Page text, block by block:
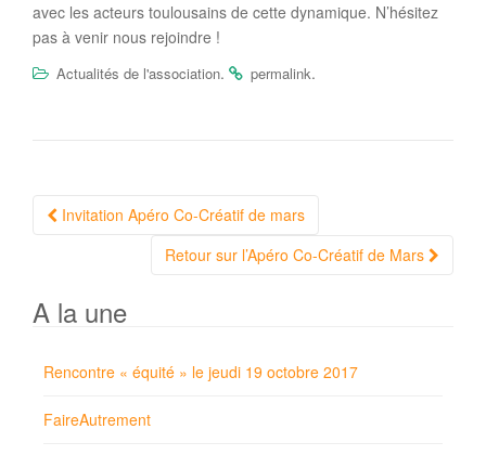
avec les acteurs toulousains de cette dynamique. N’hésitez
pas à venir nous rejoindre !
Actualités de l'association. permalink.
Navigation
Invitation Apéro Co-Créatif de mars
Retour sur l’Apéro Co-Créatif de Mars
A la une
Rencontre « équité » le jeudi 19 octobre 2017
FaireAutrement